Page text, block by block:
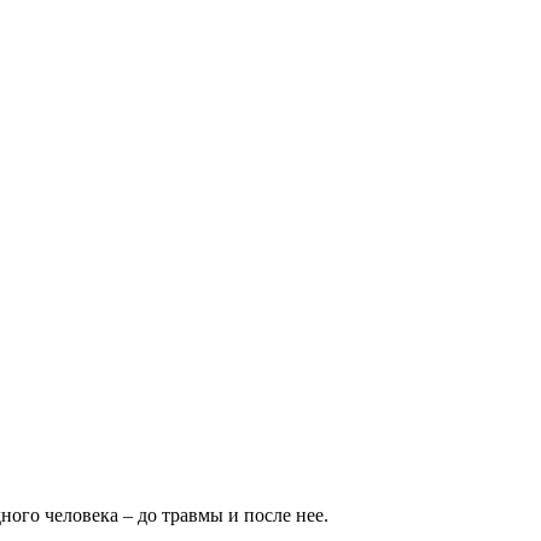
человека – до травмы и после нее.